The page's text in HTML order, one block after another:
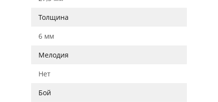
Толщина
6 мм
Мелодия
Нет
Бой